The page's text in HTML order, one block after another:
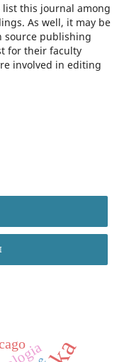
this journal among
As well, it may be
publishing
for their faculty
involved in editing